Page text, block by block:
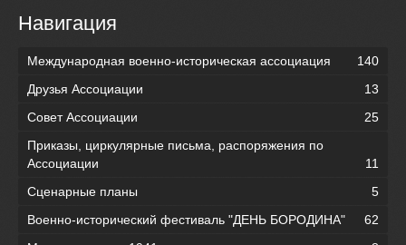
Навигация
Международная военно-историческая ассоциация
140
Друзья Ассоциации
13
Совет Ассоциации
25
Приказы, циркулярные письма, распоряжения по
Ассоциации
11
Сценарные планы
5
Военно-исторический фестиваль "ДЕНЬ БОРОДИНА"
62